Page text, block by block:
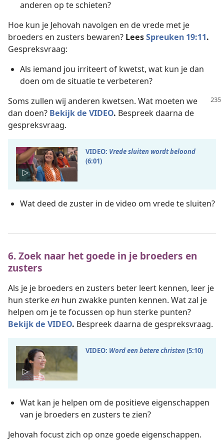
anderen op te schieten?
Hoe kun je Jehovah navolgen en de vrede met je
broeders en zusters bewaren? LeesSpreuken 19:11.
Gespreksvraag:
Als iemand jou irriteert of kwetst, wat kun je dan
doen om de situatie te verbeteren?
Soms zullen wij anderen kwetsen. Wat moeten we
dan doen? Bekijk de VIDEO. Bespreek daarna de
gespreksvraag.
VIDEO: Vrede sluiten wordt beloond
(6:01)
Wat deed de zuster in de video om vrede te sluiten?
6. Zoek naar het goede in je broeders en
zusters
Als je je broeders en zusters beter leert kennen, leer je
hun sterkeen hun zwakke punten kennen. Wat zal je
helpen om je te focussen op hun sterke punten?
Bekijk de VIDEO. Bespreek daarna de gespreksvraag.
VIDEO: Word een betere christen(5:10)
Wat kan je helpen om de positieve eigenschappen
van je broeders en zusters te zien?
Jehovah focust zich op onze goede eigenschappen.